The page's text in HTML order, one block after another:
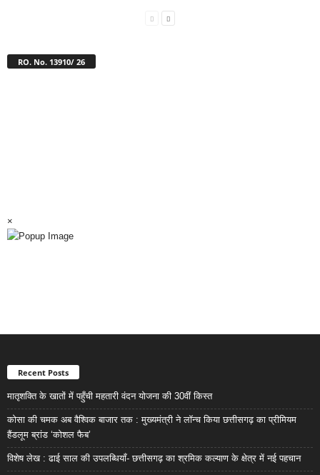
RO. No. 13910/ 26
×
Recent Posts
मातृशक्ति के खातों में पहुँची महतारी वंदन योजना की 30वीं किस्त
कोसा की चमक अब वैश्विक बाजार तक : मुख्यमंत्री ने लॉन्च किया छत्तीसगढ़ का प्रीमियम
हैंडलूम ब्रांड ‘कोशल फैब’
विशेष लेख : ढाई साल की उपलब्धियाँ- छत्तीसगढ़ का श्रमिक कल्याण के क्षेत्र में नई पहचान